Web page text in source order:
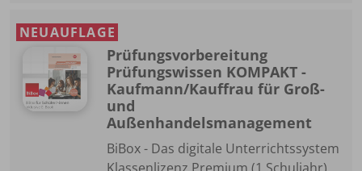
NEUAUFLAGE
Prüfungsvorbereitung
Prüfungswissen KOMPAKT -
Kaufmann/Kauffrau für Groß-
und
Außenhandelsmanagement
BiBox - Das digitale Unterrichtssystem